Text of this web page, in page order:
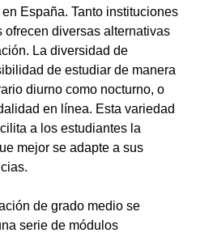
España. Tanto instituciones
ofrecen diversas alternativas
La diversidad de
de estudiar de manera
diurno como nocturno, o
en línea. Esta variedad
a los estudiantes la
mejor se adapte a sus
de grado medio se
serie de módulos